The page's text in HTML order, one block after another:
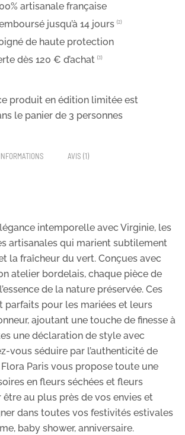
artisanale française
jusqu’à 14 jours ⁽²⁾
de haute protection
dès 120 € d’achat ⁽³⁾
produit en édition limitée est
le panier de 3 personnes
INFORMATIONS AVIS (1)
intemporelle avec Virginie, les
artisanales qui marient subtilement
la fraîcheur du vert. Conçues avec
atelier bordelais, chaque pièce de
de la nature préservée. Ces
parfaits pour les mariées et leurs
ajoutant une touche de finesse à
une déclaration de style avec
vous séduire par l’authenticité de
Flora Paris vous propose toute une
en fleurs séchées et fleurs
au plus près de vos envies et
dans toutes vos festivités estivales
baby shower, anniversaire.